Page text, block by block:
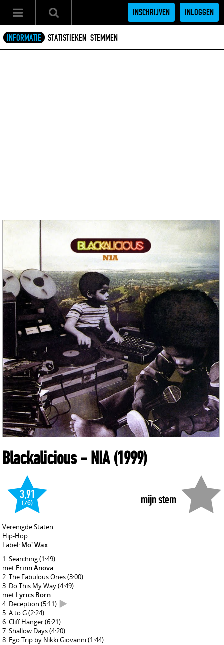
INSCHRIJVEN INLOGGEN
INFORMATIE STATISTIEKEN STEMMEN
Blackalicious- NIA(1999)
mijn stem
3,91
(76)
Verenigde Staten
Hip-Hop
Label: Mo' Wax
Searching(1:49)
met Erinn Anova
The Fabulous Ones(3:00)
Do This My Way(4:49)
met Lyrics Born
Deception (5:11)
A to G(2:24)
Cliff Hanger(6:21)
Shallow Days(4:20)
Ego Trip by Nikki Giovanni(1:44)